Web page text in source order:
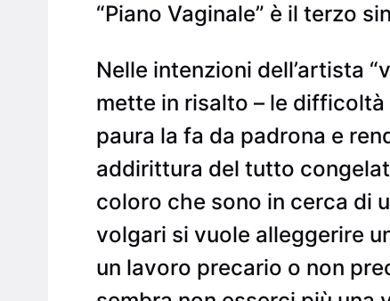
“Piano Vaginale” è il terzo
Nelle intenzioni dell’artista
mette in risalto – le
paura la fa da padrona e
addirittura del tutto
coloro che sono in cerca di
volgari si vuole alleggerire
un lavoro precario o non